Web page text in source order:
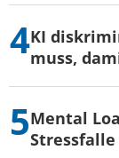
KI
muss,
Mental